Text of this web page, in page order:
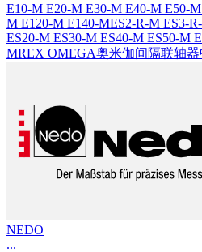
E10-M E20-M E30-M E40-M E50-
M E120-M E140-MES2-R-M ES3-
ES20-M ES30-M ES40-M ES50-M
MREX OMEGA奥米伽间隔联轴
NEDO
...